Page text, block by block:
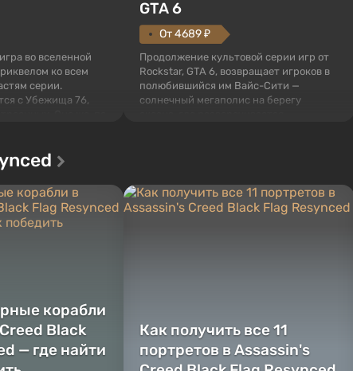
во вселенной
ко всем
серии.
с Убежища 76,
ядерные бомбы.
GTA 6
От 4689 ₽
Продолжение культовой серии игр от
Rockstar, GTA 6, возвращает игроков в
полюбившийся им Вайс-Сити —
солнечный мегаполис на берегу
неприятности. И...
корабли
Black
— где найти
Как получить все 11
портретов в Assassin's